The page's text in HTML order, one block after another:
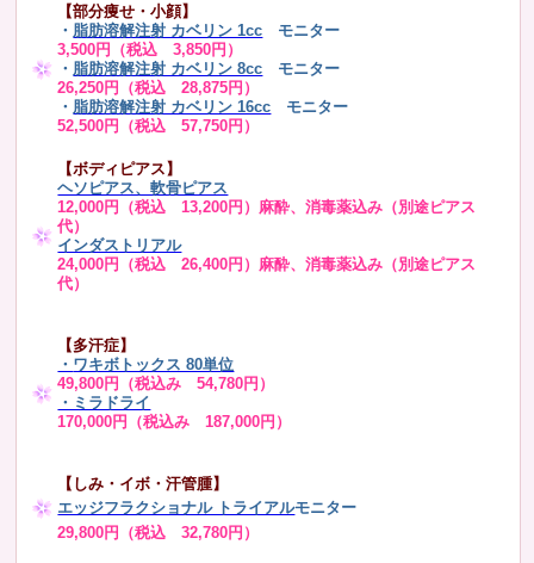
【部分痩せ・小顔】
・ 脂肪溶解注射 カベリン 1cc モニター
3,500円（税込 3,850円）
・ 脂肪溶解注射 カベリン 8cc モニター
26,250円（税込 28,875円）
・ 脂肪溶解注射 カベリン 16cc
モニター
52,500円（税込 57,750円）
【ボディピアス】
ヘソピアス、軟骨ピアス
12,000円（税込 13,200円）麻酔、消毒薬込み（別途ピアス
代）
インダストリアル
24,000円（税込 26,400円）麻酔、消毒薬込み（別途ピアス
代）
【多汗症】
・ ワキボトックス 80単位
49,800円（税込み 54,780円）
・ミラドライ
170,000円（税込み 187,000円）
【しみ・イボ・汗管腫】
エッジフラクショナル トライアルモニター
29,800円（税込 32,780円）